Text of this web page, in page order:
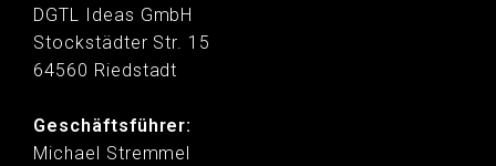
DGTL Ideas GmbH
Stockstädter Str. 15
64560 Riedstadt
Geschäftsführer:
Michael Stremmel